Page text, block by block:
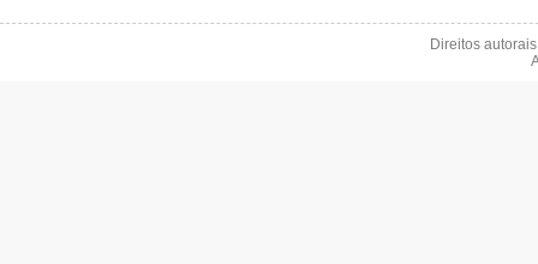
Direitos